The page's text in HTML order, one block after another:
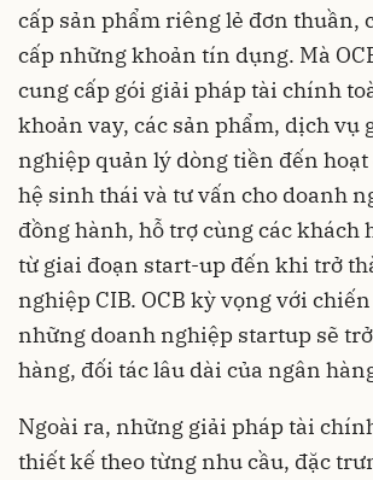
cấp sản phẩm riêng lẻ đơn thuần,
cấp những khoản tín dụng. Mà
cung cấp gói giải pháp tài chính
khoản vay, các sản phẩm, dịch vụ
nghiệp quản lý dòng tiền đến
hệ sinh thái và tư vấn cho doanh
đồng hành, hỗ trợ cùng các khách
từ giai đoạn start-up đến khi trở
nghiệp CIB. OCB kỳ vọng với
những doanh nghiệp startup sẽ
hàng, đối tác lâu dài của ngân
Ngoài ra, những giải pháp tài
thiết kế theo từng nhu cầu, đặc